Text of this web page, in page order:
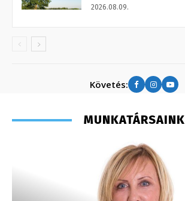
2026.08.09.
Követés:
MUNKATÁRSAINK